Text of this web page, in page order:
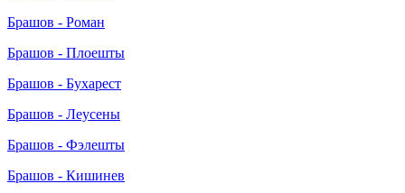
Брашов - Роман
Брашов - Плоешты
Брашов - Бухарест
Брашов - Леусены
Брашов - Фэлешты
Брашов - Кишинев